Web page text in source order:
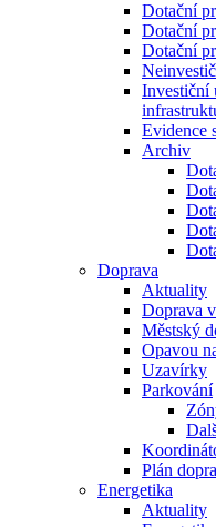
Dotační
Dotační
Dotační
Investiční
Evidence
Archiv
Doprava
Aktuality
Doprava
Městský
Opavou
Uzavírky
Parkování
Plán
Energetika
Aktuality